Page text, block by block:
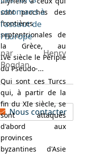
sont proches des
frontières
septentrionales de
la Grèce, au
IVe siècle le Périple
du Pseudo-...
ottomans à
l'assaut de
l'Europe
par Henry
Bogdan
Qui sont ces Turcs
qui, à partir de la
fin du XIe siècle, se
sont attaqués
d'abord aux
provinces
byzantines d'Asie
Nous contacter